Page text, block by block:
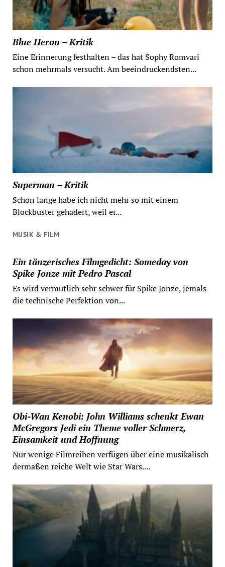
Blue Heron – Kritik
Eine Erinnerung festhalten – das hat Sophy Romvari
schon mehrmals versucht. Am beeindruckendsten...
Superman – Kritik
Schon lange habe ich nicht mehr so mit einem
Blockbuster gehadert, weil er...
MUSIK & FILM
Ein tänzerisches Filmgedicht: Someday von
Spike Jonze mit Pedro Pascal
Es wird vermutlich sehr schwer für Spike Jonze, jemals
die technische Perfektion von...
Obi-Wan Kenobi: John Williams schenkt Ewan
McGregors Jedi ein Theme voller Schmerz,
Einsamkeit und Hoffnung
Nur wenige Filmreihen verfügen über eine musikalisch
dermaßen reiche Welt wie Star Wars....